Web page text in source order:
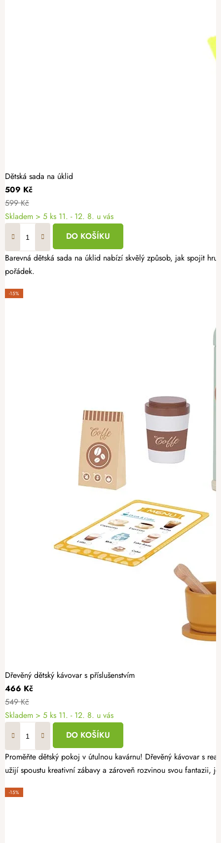
Dětská sada na úklid
509 Kč
599 Kč
Skladem > 5 ks 11. - 12. 8. u vás
DO KOŠÍKU
Barevná dětská sada na úklid nabízí skvělý způsob, jak spojit
pořádek.
-15%
Dřevěný dětský kávovar s příslušenstvím
466 Kč
549 Kč
Skladem > 5 ks 11. - 12. 8. u vás
DO KOŠÍKU
Proměňte dětský pokoj v útulnou kavárnu! Dřevěný kávovar s
užijí spoustu kreativní zábavy a zároveň rozvinou svou fantazii,
-15%